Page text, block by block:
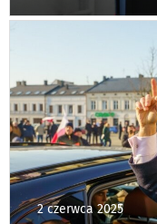
2 czerwca 2025